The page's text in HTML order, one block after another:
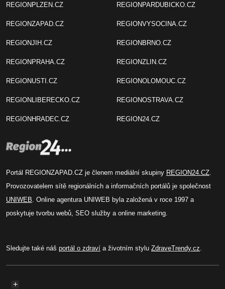
REGIONPLZEN.CZ
REGIONZAPAD.CZ
REGIONJIH.CZ
REGIONPRAHA.CZ
REGIONUSTI.CZ
REGIONLIBERECKO.CZ
REGIONHRADEC.CZ
REGIONPARDUBICKO.CZ
REGIONVYSOCINA.CZ
REGIONBRNO.CZ
REGIONZLIN.CZ
REGIONOLOMOUC.CZ
REGIONOSTRAVA.CZ
REGION24.CZ
Portál REGIONZAPAD.CZ je členem mediální skupiny REGION24.CZ
Provozovatelem sítě regionálních a informačních portálů je společnost
UNIWEB . Online agentura UNIWEB byla založená v roce 1997 a
poskytuje tvorbu webů, SEO služby a online marketing.
Sledujte také náš portál o zdraví a životním stylu ZdraveTrendy.cz
+